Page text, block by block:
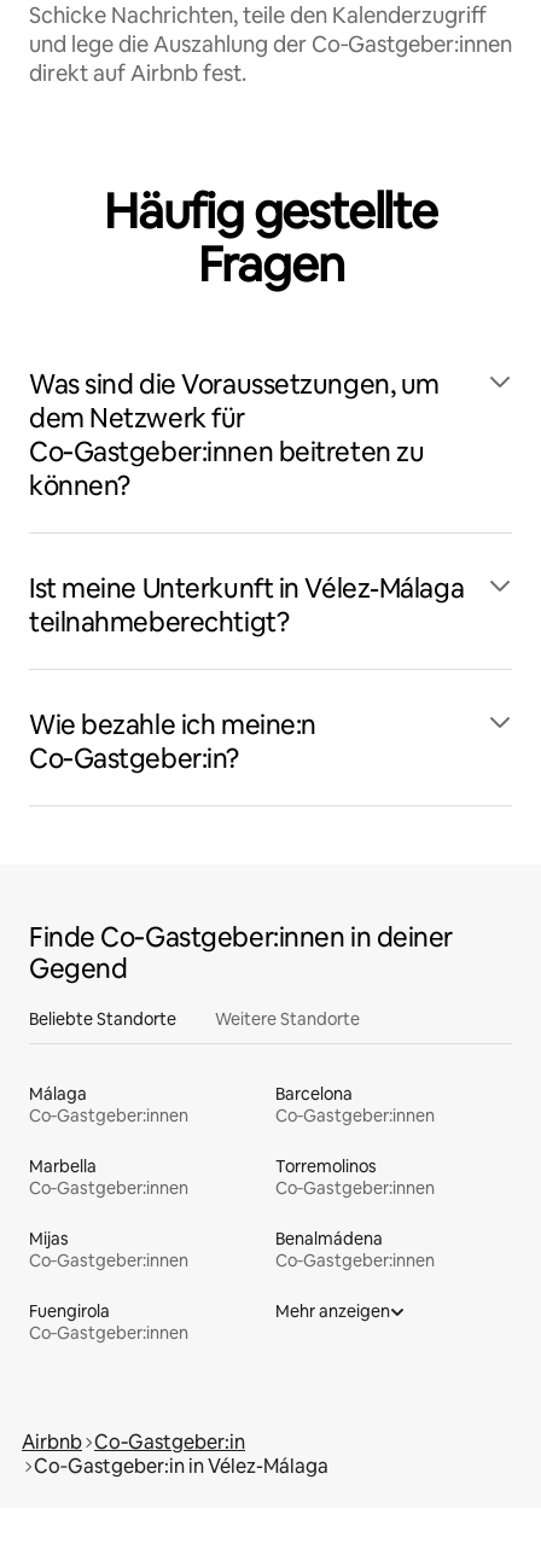
Schicke Nachrichten, teile den Kalenderzugriff
und lege die Auszahlung der Co‑Gastgeber:innen
direkt auf Airbnb fest.
Häufig gestellte
Fragen
Was sind die Voraussetzungen, um
dem Netzwerk für
Co‑Gastgeber:innen beitreten zu
können?
Ist meine Unterkunft in Vélez-Málaga
teilnahmeberechtigt?
Wie bezahle ich meine:n
Co‑Gastgeber:in?
Finde Co‑Gastgeber:innen in deiner
Gegend
Beliebte Standorte Weitere Standorte
Málaga
Co‑Gastgeber:innen
Barcelona
Co‑Gastgeber:innen
Marbella
Co‑Gastgeber:innen
Torremolinos
Co‑Gastgeber:innen
Mijas
Co‑Gastgeber:innen
Benalmádena
Co‑Gastgeber:innen
Fuengirola
Co‑Gastgeber:innen
Mehr anzeigen
Airbnb Co‑Gastgeber:in
Co‑Gastgeber:in in Vélez-Málaga